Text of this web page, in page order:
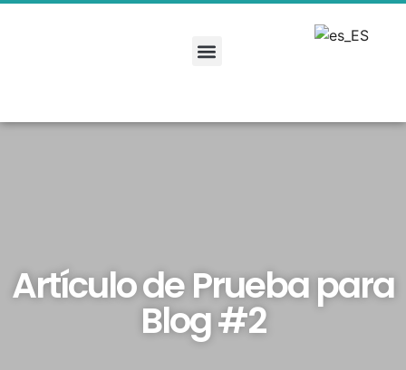
Artículo de Prueba para
Blog #2